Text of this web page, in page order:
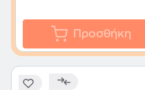
Προσθήκη